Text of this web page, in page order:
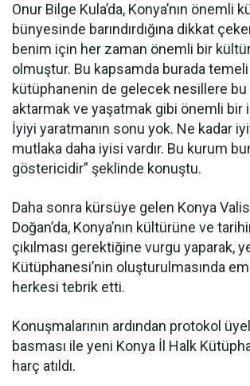
Onur Bilge Kula’da, Konya’nın önemli
bünyesinde barındırdığına dikkat
benim için her zaman önemli bir
olmuştur. Bu kapsamda burada temeli
kütüphanenin de gelecek nesillere
aktarmak ve yaşatmak gibi önemli bir
İyiyi yaratmanın sonu yok. Ne kadar
mutlaka daha iyisi vardır. Bu kurum
göstericidir” şeklinde konuştu.
Daha sonra kürsüye gelen Konya
Doğan’da, Konya’nın kültürüne ve
çıkılması gerektiğine vurgu yaparak,
Kütüphanesi’nin oluşturulmasında
herkesi tebrik etti.
Konuşmalarının ardından protokol
basması ile yeni Konya İl Halk
harç atıldı.